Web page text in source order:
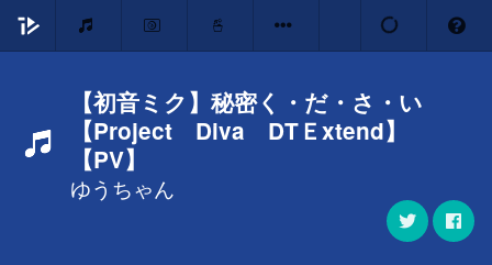
【初音ミク】秘密く・だ・さ・い
【Project Diva DTＥxtend】
【PV】
ゆうちゃん